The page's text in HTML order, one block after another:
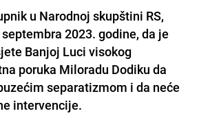
u Narodnoj skupštini RS,
2023. godine, da je
Banjoj Luci visokog
poruka Miloradu Dodiku da
separatizmom i da neće
intervencije.